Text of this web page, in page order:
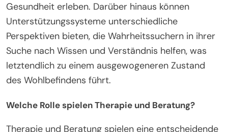
Gesundheit erleben. Darüber hinaus können
Unterstützungssysteme unterschiedliche
Perspektiven bieten, die Wahrheitssuchern in ihrer
Suche nach Wissen und Verständnis helfen, was
letztendlich zu einem ausgewogeneren Zustand
des Wohlbefindens führt.
Welche Rolle spielen Therapie und Beratung?
Therapie und Beratung spielen eine entscheidende